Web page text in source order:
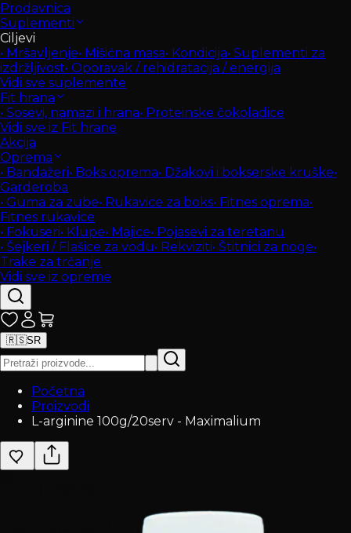
Prodavnica
Suplementi
Ciljevi
• Mršavljenje• Mišićna masa• Kondicija• Suplementi za
izdržljivost• Oporavak / rehidratacija / energija
Vidi sve suplemente
Fit hrana
• Sosevi, namazi i hrana• Proteinske čokoladice
Vidi sve iz Fit hrane
Akcija
Oprema
• Bandažeri• Boks oprema• Džakovi i bokserske kruške•
Garderoba
• Guma za zube• Rukavice za boks• Fitnes oprema•
Fitnes rukavice
• Fokuseri• Klupe• Majice• Pojasevi za teretanu
• Šejkeri / Flašice za vodu• Rekviziti• Štitnici za noge•
Trake za trčanje
Vidi sve iz opreme
🇷🇸SR
Početna
Proizvodi
L-arginine 100g/20serv - Maximalium